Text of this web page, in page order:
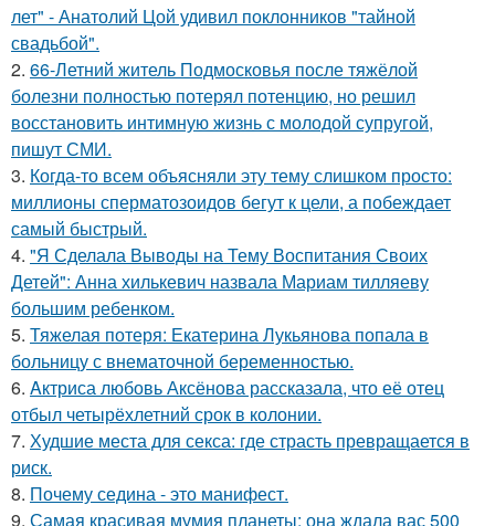
лет" - Анатолий Цой удивил поклонников "тайной
свадьбой".
2. 66-Летний житель Подмосковья после тяжёлой
болезни полностью потерял потенцию, но решил
восстановить интимную жизнь с молодой супругой,
пишут СМИ.
3. Когда-то всем объясняли эту тему слишком просто:
миллионы сперматозоидов бегут к цели, а побеждает
самый быстрый.
4. "Я Сделала Выводы на Тему Воспитания Своих
Детей": Анна хилькевич назвала Мариам тилляеву
большим ребенком.
5. Тяжелая потеря: Екатерина Лукьянова попала в
больницу с внематочной беременностью.
6. Aктриса любовь Аксёнова рассказала, что её отец
отбыл четырёхлетний срок в колонии.
7. Худшие места для секса: где страсть превращается в
риск.
8. Почему седина - это манифест.
9. Самая красивая мумия планеты: она ждала вас 500